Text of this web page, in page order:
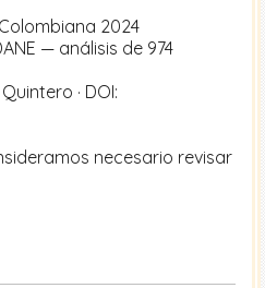
2024
— análisis de 974
· DOI:
necesario revisar